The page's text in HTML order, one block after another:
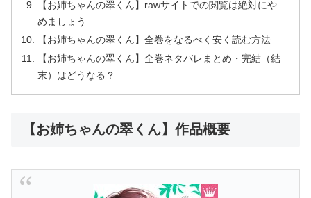
【お姉ちゃんの翠くん】rawサイトでの閲覧は絶対にや
めましょう
【お姉ちゃんの翠くん】全巻をなるべく安く読む方法
【お姉ちゃんの翠くん】全巻ネタバレまとめ・完結（結
末）はどうなる？
【お姉ちゃんの翠くん】作品概要